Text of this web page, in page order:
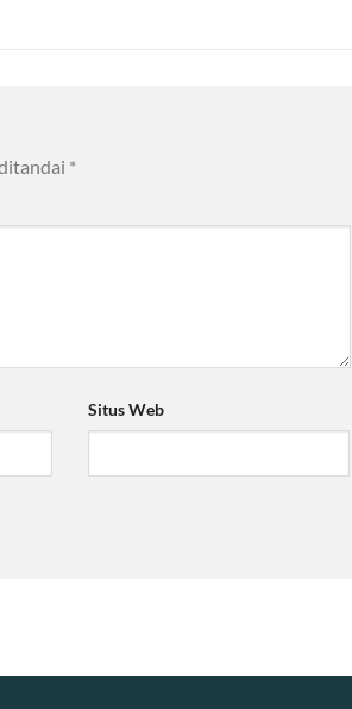
*
Situs Web